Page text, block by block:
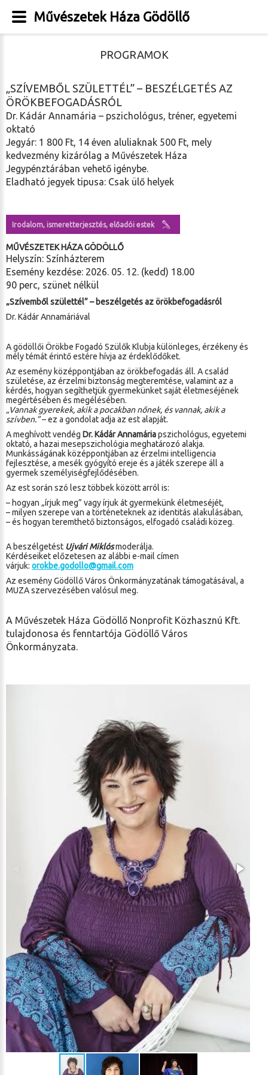
PROGRAMOK
„SZÍVEMBŐL SZÜLETTÉL” – BESZÉLGETÉS AZ
ÖRÖKBEFOGADÁSRÓL
Dr. Kádár Annamária – pszichológus, tréner, egyetemi
oktató
Jegyár: 1 800 Ft, 14 éven aluliaknak 500 Ft, mely
kedvezmény kizárólag a Művészetek Háza
Jegypénztárában vehető igénybe.
Eladható jegyek tipusa: Csak ülő helyek
Irodalom, ismeretterjesztés, előadói estek
MŰVÉSZETEK HÁZA GÖDÖLLŐ
Helyszín: Színházterem
Esemény kezdése: 2026. 05. 12. (kedd) 18.00
90 perc, szünet nélkül
„Szívemből születtél” – beszélgetés az örökbefogadásról
Dr. Kádár Annamáriával
A gödöllői Örökbe Fogadó Szülők Klubja különleges, érzékeny és
mély témát érintő estére hívja az érdeklődőket.
Az esemény középpontjában az örökbefogadás áll. A család
születése, az érzelmi biztonság megteremtése, valamint az a
kérdés, hogyan segíthetjük gyermekünket saját életmeséjének
megértésében és megélésében.
„Vannak gyerekek, akik a pocakban nőnek, és vannak, akik a
szívben.”– ez a gondolat adja az est alapját.
A meghívott vendég Dr. Kádár Annamáriapszichológus, egyetemi
oktató, a hazai mesepszichológia meghatározó alakja.
Munkásságának középpontjában az érzelmi intelligencia
fejlesztése, a mesék gyógyító ereje és a játék szerepe áll a
gyermek személyiségfejlődésében.
Az est során szó lesz többek között arról is:
– hogyan „írjuk meg” vagy írjuk át gyermekünk életmeséjét,
– milyen szerepe van a történeteknek az identitás alakulásában,
– és hogyan teremthető biztonságos, elfogadó családi közeg.
A beszélgetést Ujvári Miklósmoderálja.
Kérdéseiket előzetesen az alábbi e-mail címen
várjuk: orokbe.godollo@gmail.com
Az esemény Gödöllő Város Önkormányzatának támogatásával, a
MUZA szervezésében valósul meg.
A Művészetek Háza Gödöllő Nonprofit Közhasznú Kft.
tulajdonosa és fenntartója Gödöllő Város
Önkormányzata.
Művészetek Háza Gödöllő